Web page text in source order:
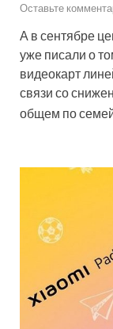
Оставьте
А в сентябре
уже писали о
видеокарт
связи со
общем по